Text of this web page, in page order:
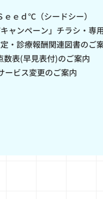
ｅｄ℃（シードシー）
ャンペーン」チラシ・専
診療報酬関連図書のご
表(早見表付)のご案内
ビス変更のご案内